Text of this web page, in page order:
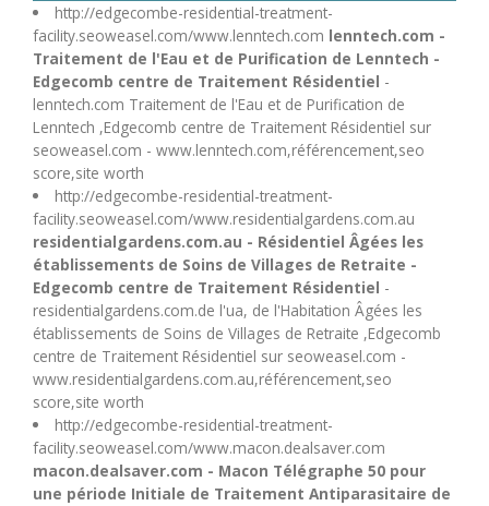
T
U
V
W
X
Y
Z
http://edgecombe-residential-treatment-
facility.seoweasel.com/www.lenntech.com lenntech.com -
Traitement de l'Eau et de Purification de Lenntech -
Edgecomb centre de Traitement Résidentiel -
lenntech.com Traitement de l'Eau et de Purification de
Lenntech ,Edgecomb centre de Traitement Résidentiel sur
seoweasel.com - www.lenntech.com,référencement,seo
score,site worth
http://edgecombe-residential-treatment-
facility.seoweasel.com/www.residentialgardens.com.au
residentialgardens.com.au - Résidentiel Âgées les
établissements de Soins de Villages de Retraite -
Edgecomb centre de Traitement Résidentiel -
residentialgardens.com.de l'ua, de l'Habitation Âgées les
établissements de Soins de Villages de Retraite ,Edgecomb
centre de Traitement Résidentiel sur seoweasel.com -
www.residentialgardens.com.au,référencement,seo
score,site worth
http://edgecombe-residential-treatment-
facility.seoweasel.com/www.macon.dealsaver.com
macon.dealsaver.com - Macon Télégraphe 50 pour
une période Initiale de Traitement Antiparasitaire de